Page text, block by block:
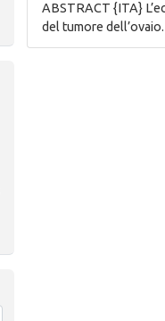
ABSTRACT {ITA}
del tumore